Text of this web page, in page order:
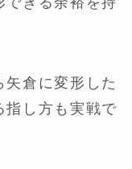
倉に変形した
指し方も実戦で